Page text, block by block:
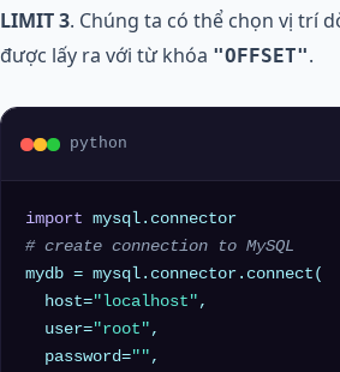
LIMIT 3. Chúng ta có thể chọn vị trí
được lấy ra với từ khóa "OFFSET".
python
import
# create connection to MySQL
mydb = mysql.connector.connect(
  host=
"localhost" ,
  user=
"root" ,
  password=
"" ,